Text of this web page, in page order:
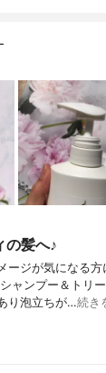
の髪へ♪
ージが気になる
ャンプー＆トリ
り泡立ちが…続き